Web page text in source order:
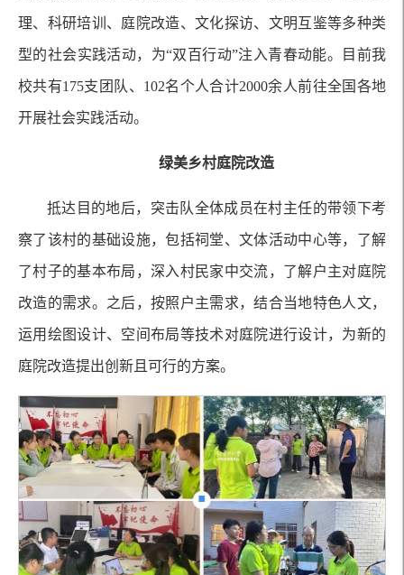
理、科研培训、庭院改造、文化探访、文明互鉴等多种类
型的社会实践活动，为“双百行动”注入青春动能。目前我
校共有175支团队、102名个人合计2000余人前往全国各地
开展社会实践活动。
绿美乡村庭院改造
抵达目的地后，突击队全体成员在村主任的带领下考
察了该村的基础设施，包括祠堂、文体活动中心等，了解
了村子的基本布局，深入村民家中交流，了解户主对庭院
改造的需求。之后，按照户主需求，结合当地特色人文，
运用绘图设计、空间布局等技术对庭院进行设计，为新的
庭院改造提出创新且可行的方案。